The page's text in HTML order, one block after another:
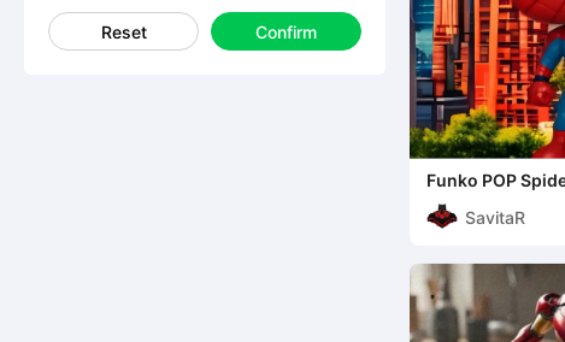
Reset Confirm
Funko POP
SavitaR